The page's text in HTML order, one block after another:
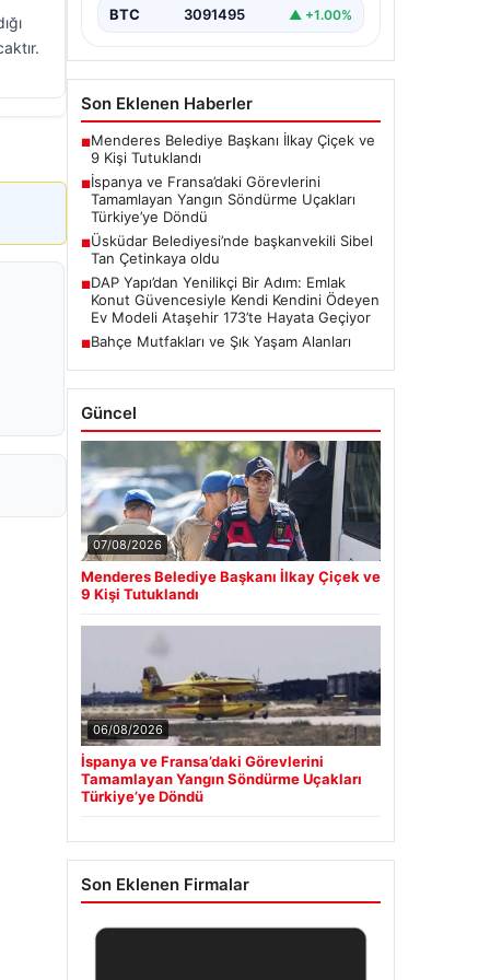
BTC 3091495 ▲ +1.00%
Son Eklenen Haberler
■Menderes Belediye Başkanı İlkay Çiçek ve
9 Kişi Tutuklandı
■İspanya ve Fransa’daki Görevlerini
Tamamlayan Yangın Söndürme Uçakları
Türkiye’ye Döndü
■Üsküdar Belediyesi’nde başkanvekili Sibel
Tan Çetinkaya oldu
■DAP Yapı’dan Yenilikçi Bir Adım: Emlak
Konut Güvencesiyle Kendi Kendini Ödeyen
Ev Modeli Ataşehir 173’te Hayata Geçiyor
■Bahçe Mutfakları ve Şık Yaşam Alanları
Güncel
07/08/2026
Menderes Belediye Başkanı İlkay Çiçek ve
9 Kişi Tutuklandı
06/08/2026
İspanya ve Fransa’daki Görevlerini
Tamamlayan Yangın Söndürme Uçakları
Türkiye’ye Döndü
Son Eklenen Firmalar